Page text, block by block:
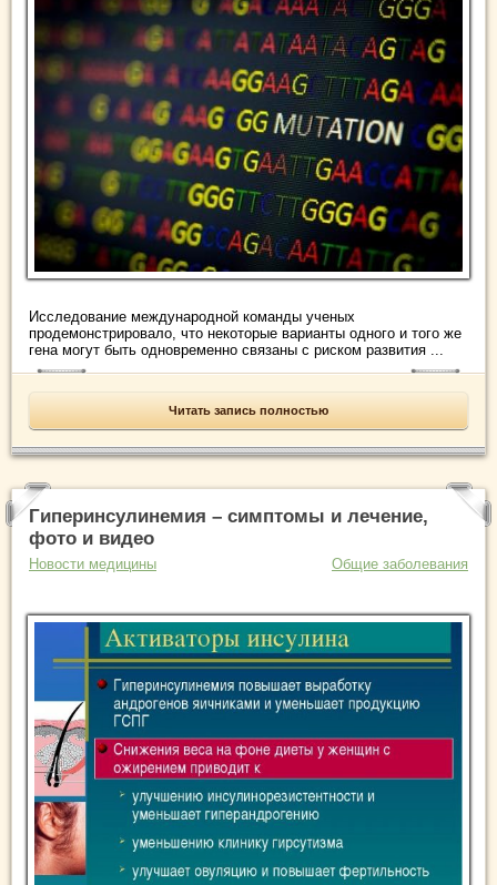
Исследование международной команды ученых
продемонстрировало, что некоторые варианты одного и того же
гена могут быть одновременно связаны с риском развития ...
Читать запись полностью
Гиперинсулинемия – симптомы и лечение,
фото и видео
Новости медицины Общие заболевания